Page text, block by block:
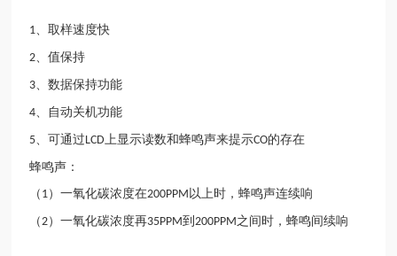
1 、取样速度快
2 、值保持
3 、数据保持功能
4 、自动关机功能
5 、可通过 LCD 上显示读数和蜂鸣声来提示CO的存在
蜂鸣声：
（ 1）一氧化碳浓度在200PPM 以上时，蜂鸣声连续响
（2）一氧化碳浓度再35PPM到 200PPM 之间时，蜂鸣间续响